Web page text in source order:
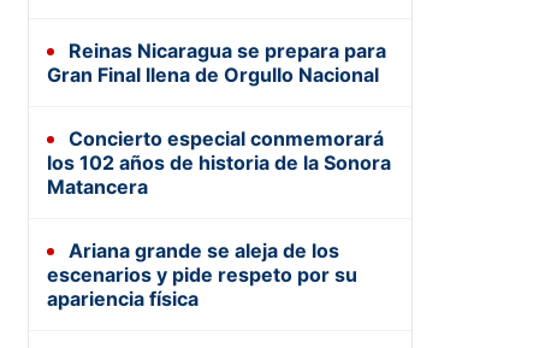
Reinas Nicaragua se prepara para
Gran Final llena de Orgullo Nacional
Concierto especial conmemorará
los 102 años de historia de la Sonora
Matancera
Ariana grande se aleja de los
escenarios y pide respeto por su
apariencia física